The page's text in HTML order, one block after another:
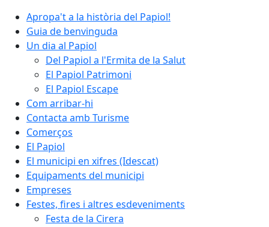
Apropa't a la història del Papiol!
Guia de benvinguda
Un dia al Papiol
Del Papiol a l'Ermita de la Salut
El Papiol Patrimoni
El Papiol Escape
Com arribar-hi
Contacta amb Turisme
Comerços
El Papiol
El municipi en xifres (Idescat)
Equipaments del municipi
Empreses
Festes, fires i altres esdeveniments
Festa de la Cirera